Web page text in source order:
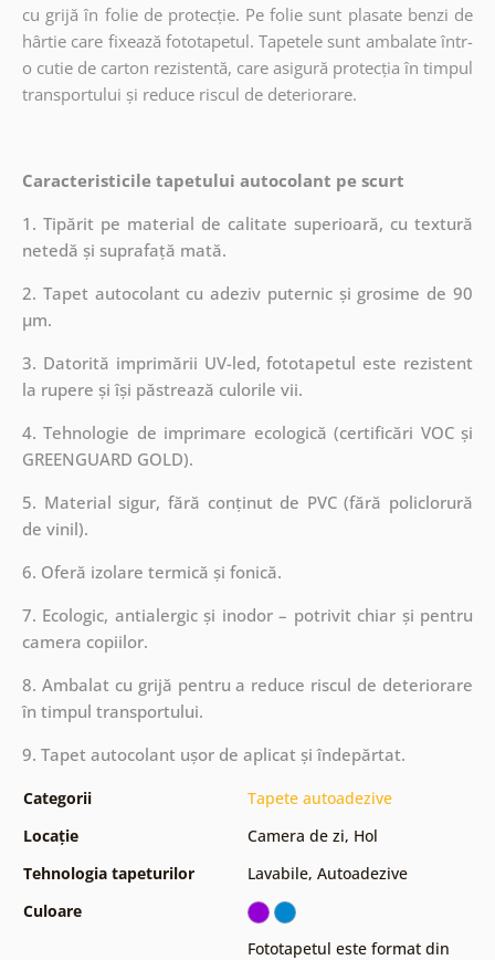
cu grijă în folie de protecție. Pe folie sunt plasate benzi de
hârtie care fixează fototapetul. Tapetele sunt ambalate într-
o cutie de carton rezistentă, care asigură protecția în timpul
transportului și reduce riscul de deteriorare.
Caracteristicile tapetului autocolant pe scurt
1. Tipărit pe material de calitate superioară, cu textură
netedă și suprafață mată.
2. Tapet autocolant cu adeziv puternic și grosime de 90
µm.
3. Datorită imprimării UV-led, fototapetul este rezistent
la rupere și își păstrează culorile vii.
4. Tehnologie de imprimare ecologică (certificări VOC și
GREENGUARD GOLD).
5. Material sigur, fără conținut de PVC (fără policlorură
de vinil).
6. Oferă izolare termică și fonică.
7. Ecologic, antialergic și inodor – potrivit chiar și pentru
camera copiilor.
8. Ambalat cu grijă pentru a reduce riscul de deteriorare
în timpul transportului.
9. Tapet autocolant ușor de aplicat și îndepărtat.
Categorii
Tapete autoadezive
Locație
Camera de zi, Hol
Tehnologia tapeturilor
Lavabile, Autoadezive
Culoare
Fototapetul este format din